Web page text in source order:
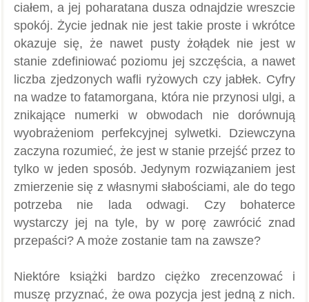
ciałem, a jej poharatana dusza odnajdzie wreszcie
spokój. Życie jednak nie jest takie proste i wkrótce
okazuje się, że nawet pusty żołądek nie jest w
stanie zdefiniować poziomu jej szczęścia, a nawet
liczba zjedzonych wafli ryżowych czy jabłek. Cyfry
na wadze to fatamorgana, która nie przynosi ulgi, a
znikające numerki w obwodach nie dorównują
wyobrażeniom perfekcyjnej sylwetki. Dziewczyna
zaczyna rozumieć, że jest w stanie przejść przez to
tylko w jeden sposób. Jedynym rozwiązaniem jest
zmierzenie się z własnymi słabościami, ale do tego
potrzeba nie lada odwagi. Czy bohaterce
wystarczy jej na tyle, by w porę zawrócić znad
przepaści? A może zostanie tam na zawsze?
Niektóre książki bardzo ciężko zrecenzować i
muszę przyznać, że owa pozycja jest jedną z nich.